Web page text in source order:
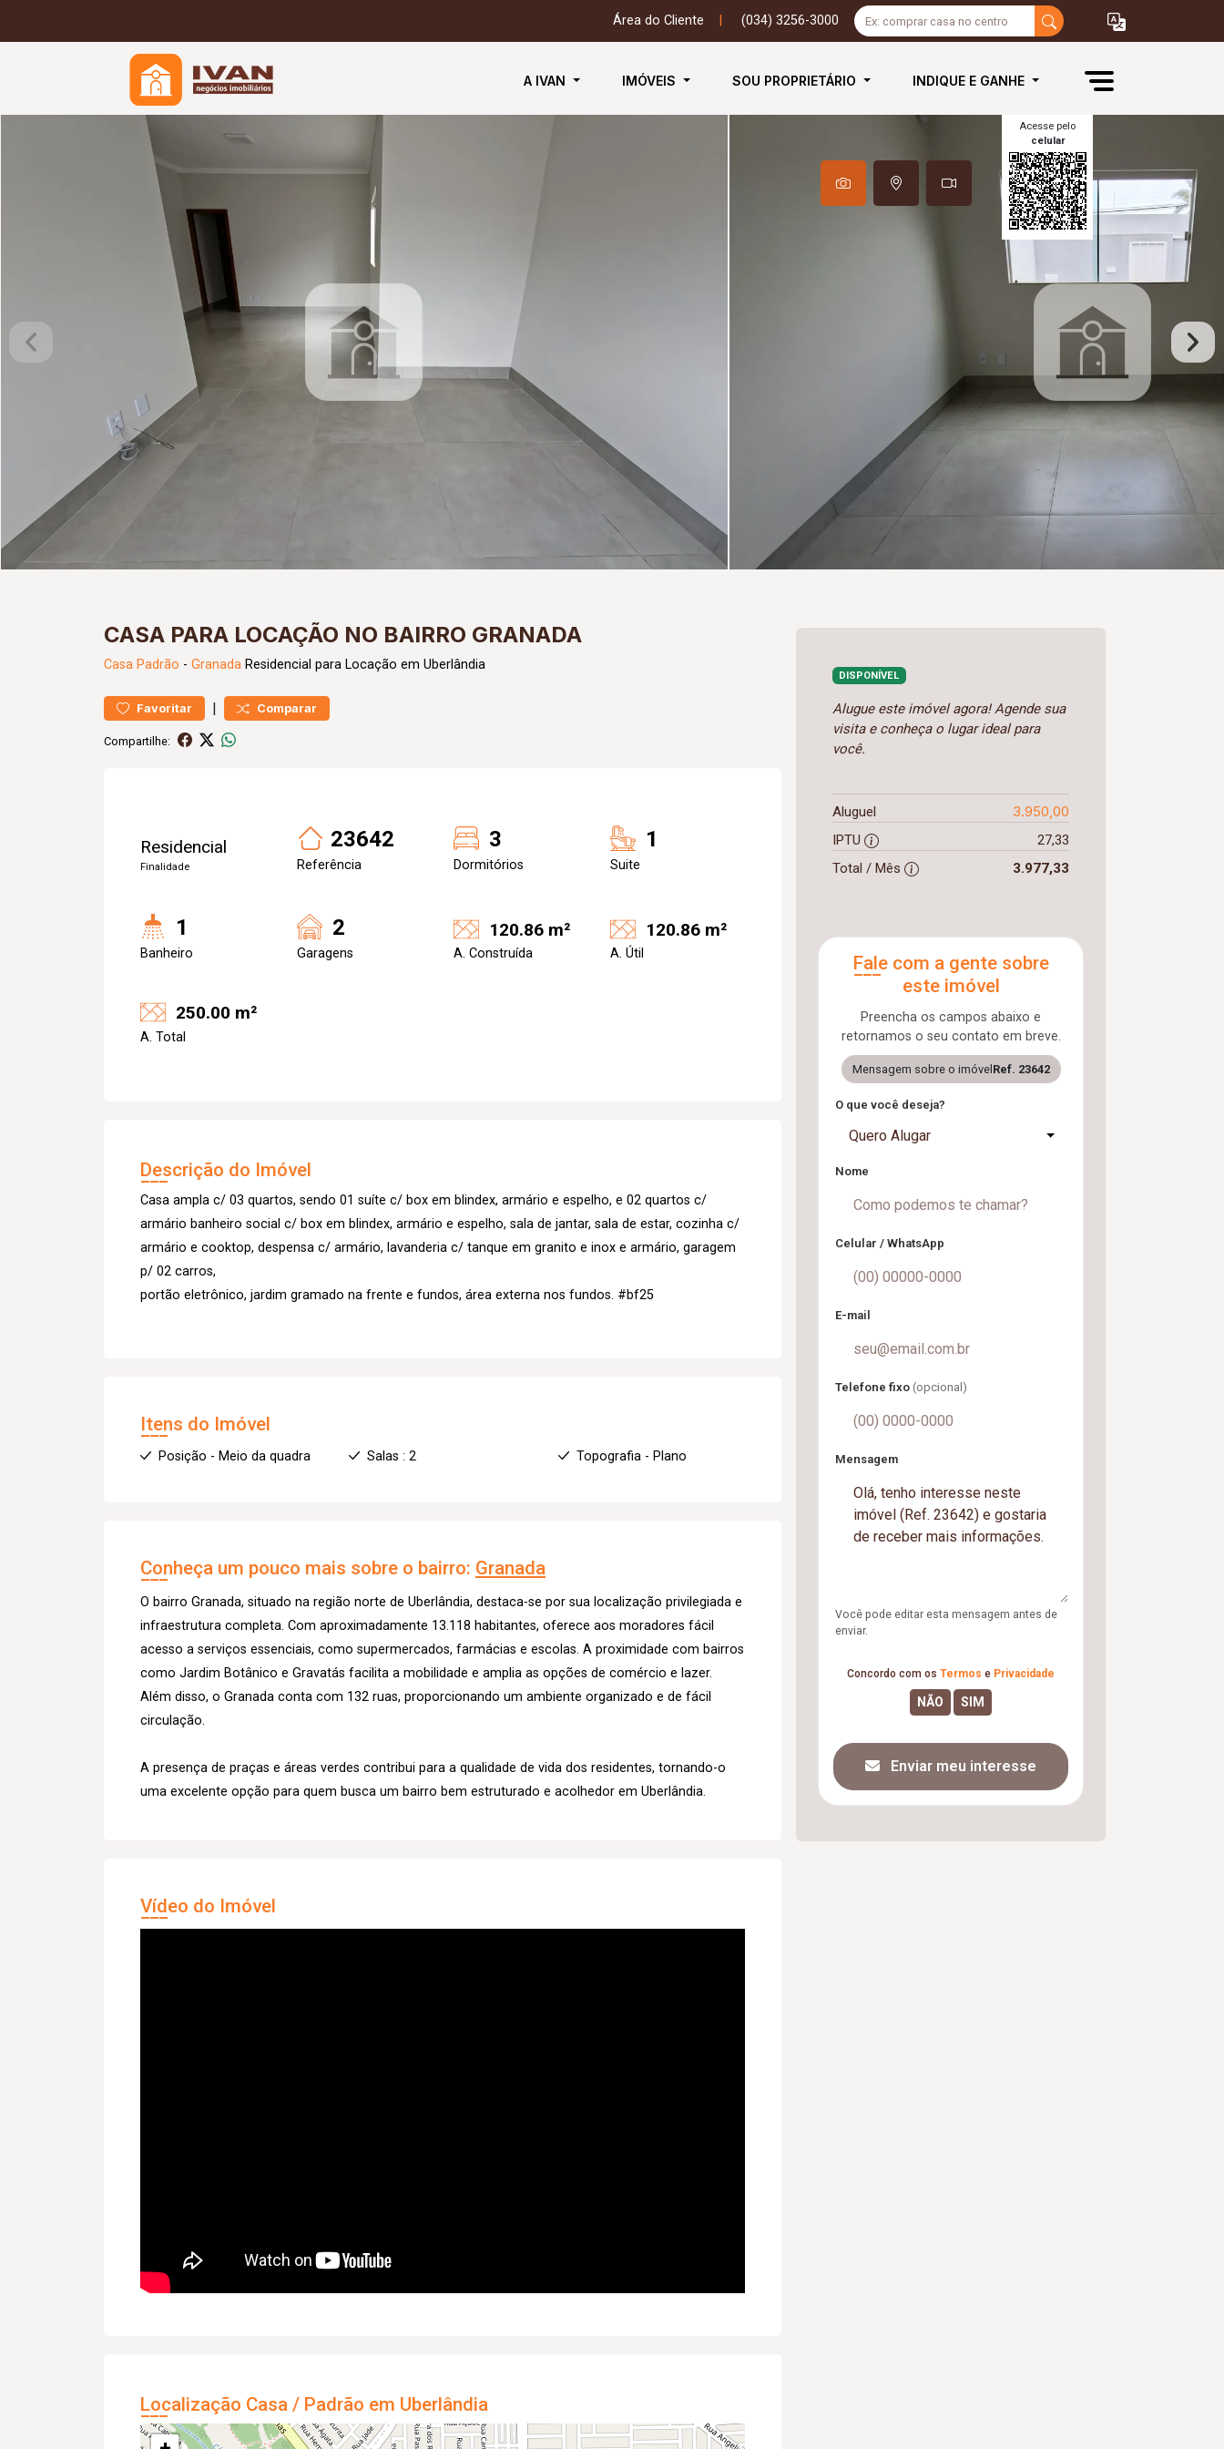
Área do Cliente (034) 3256-3000
A IVAN IMÓVEIS SOU PROPRIETÁRIO INDIQUE E GANHE
Acesse pelo
celular
CASA PARA LOCAÇÃO NO BAIRRO GRANADA
Casa Padrão - Granada Residencial para Locação em Uberlândia
Favoritar | Comparar
Compartilhe:
Residencial
Finalidade
23642
Referência
3
Dormitórios
1
Suite
1
Banheiro
2
Garagens
120.86 m²
A. Construída
120.86 m²
A. Útil
250.00 m²
A. Total
Descrição do Imóvel
Casa ampla c/ 03 quartos, sendo 01 suíte c/ box em blindex, armário e espelho, e 02 quartos c/
armário banheiro social c/ box em blindex, armário e espelho, sala de jantar, sala de estar, cozinha c/
armário e cooktop, despensa c/ armário, lavanderia c/ tanque em granito e inox e armário, garagem
p/ 02 carros,
portão eletrônico, jardim gramado na frente e fundos, área externa nos fundos. #bf25
Itens do Imóvel
Posição - Meio da quadra Salas : 2 Topografia - Plano
Conheça um pouco mais sobre o bairro: Granada
O bairro Granada, situado na região norte de Uberlândia, destaca-se por sua localização privilegiada e
infraestrutura completa. Com aproximadamente 13.118 habitantes, oferece aos moradores fácil
acesso a serviços essenciais, como supermercados, farmácias e escolas. A proximidade com bairros
como Jardim Botânico e Gravatás facilita a mobilidade e amplia as opções de comércio e lazer.
Além disso, o Granada conta com 132 ruas, proporcionando um ambiente organizado e de fácil
circulação.
A presença de praças e áreas verdes contribui para a qualidade de vida dos residentes, tornando-o
uma excelente opção para quem busca um bairro bem estruturado e acolhedor em Uberlândia.
Vídeo do Imóvel
Localização Casa / Padrão em Uberlândia
DISPONÍVEL
Alugue este imóvel agora! Agende sua
visita e conheça o lugar ideal para
você.
Aluguel 3.950,00
IPTU
27,33
Total / Mês
3.977,33
Fale com a gente sobre
este imóvel
Preencha os campos abaixo e
retornamos o seu contato em breve.
Mensagem sobre o imóvel Ref. 23642
O que você deseja?
Quero Alugar
Nome
Celular / WhatsApp
E-mail
Telefone fixo (opcional)
Mensagem
Você pode editar esta mensagem antes de
enviar.
Concordo com os Termos e Privacidade
Enviar meu interesse